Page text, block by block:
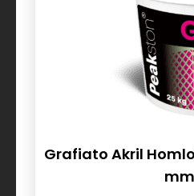
Grafiato Akril
mm